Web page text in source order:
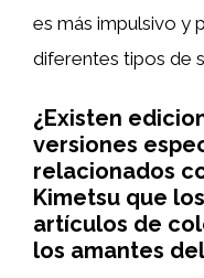
es más impulsivo y
diferentes tipos de
¿Existen
versiones
relacionados
Kimetsu que
artículos de
los amantes